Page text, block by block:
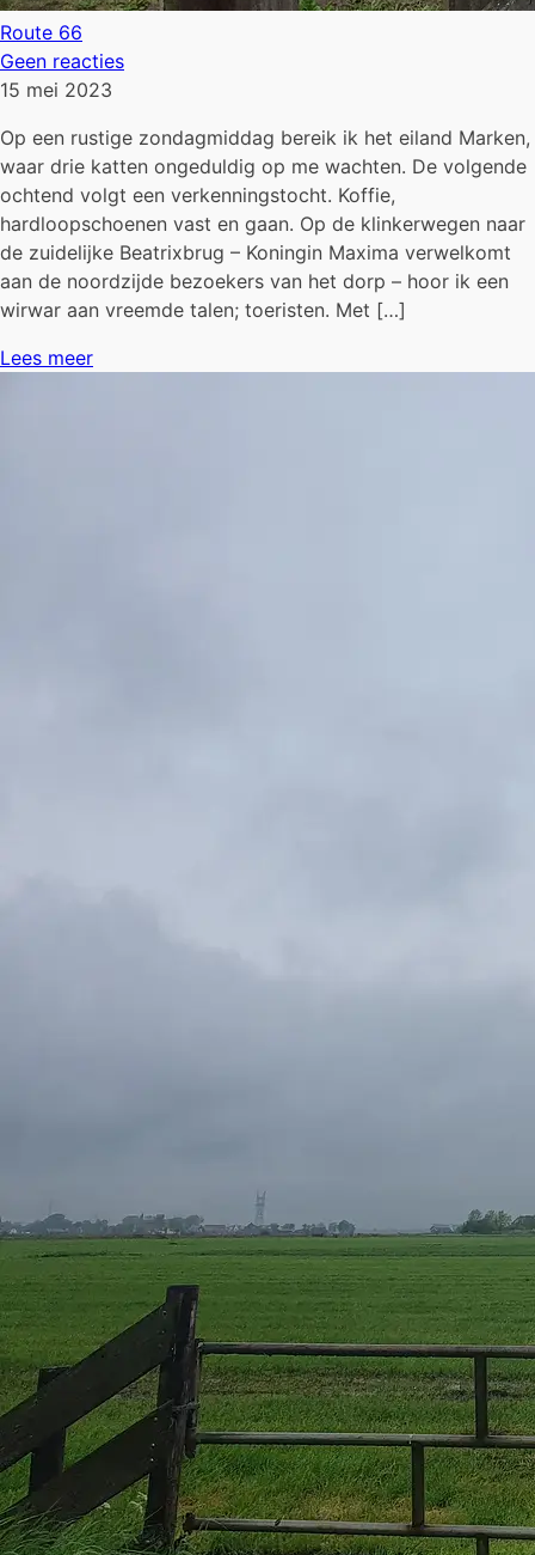
Route 66
Geen reacties
15 mei 2023
Op een rustige zondagmiddag bereik ik het eiland Marken,
waar drie katten ongeduldig op me wachten. De volgende
ochtend volgt een verkenningstocht. Koffie,
hardloopschoenen vast en gaan. Op de klinkerwegen naar
de zuidelijke Beatrixbrug – Koningin Maxima verwelkomt
aan de noordzijde bezoekers van het dorp – hoor ik een
wirwar aan vreemde talen; toeristen. Met […]
Lees meer